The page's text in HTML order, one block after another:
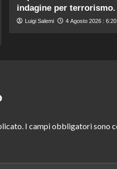
indagine per terrorismo.
Luigi Salemi 4 Agosto 2026 : 6:20
I campi obbligatori sono